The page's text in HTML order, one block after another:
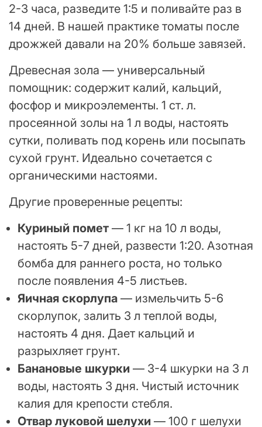
2-3 часа, разведите 1:5 и поливайте раз в
14 дней. В нашей практике томаты после
дрожжей давали на 20% больше завязей.
Древесная зола — универсальный
помощник: содержит калий, кальций,
фосфор и микроэлементы. 1 ст. л.
просеянной золы на 1 л воды, настоять
сутки, поливать под корень или посыпать
сухой грунт. Идеально сочетается с
органическими настоями.
Другие проверенные рецепты:
Куриный помет — 1 кг на 10 л воды,
настоять 5-7 дней, развести 1:20. Азотная
бомба для раннего роста, но только
после появления 4-5 листьев.
Яичная скорлупа — измельчить 5-6
скорлупок, залить 3 л теплой воды,
настоять 4 дня. Дает кальций и
разрыхляет грунт.
Банановые шкурки — 3-4 шкурки на 3 л
воды, настоять 3 дня. Чистый источник
калия для крепости стебля.
Отвар луковой шелухи — 100 г шелухи